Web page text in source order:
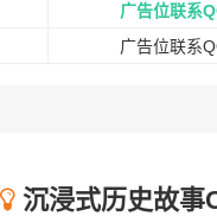
广告位联系
广告位联系
沉浸式历史故事